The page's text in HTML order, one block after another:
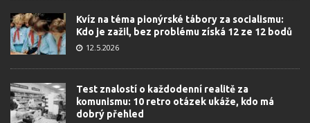
Kvíz na téma pionýrské tábory za socialismu:
Kdo je zažil, bez problému získá 12 ze 12 bodů
12.5.2026
Test znalostí o každodenní realitě za
komunismu: 10 retro otázek ukáže, kdo má
dobrý přehled